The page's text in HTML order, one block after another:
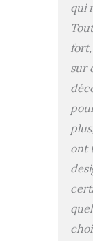
qui
sur
ont